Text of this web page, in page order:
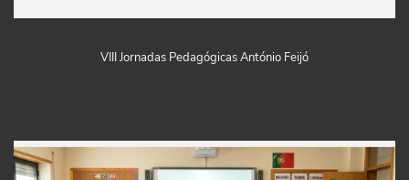
VIII Jornadas Pedagógicas António Feijó